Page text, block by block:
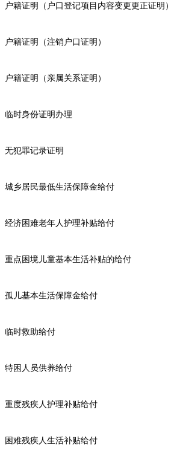
户籍证明（户口登记项目内容变更更正证明）
户籍证明（注销户口证明）
户籍证明（亲属关系证明）
临时身份证明办理
无犯罪记录证明
城乡居民最低生活保障金给付
经济困难老年人护理补贴给付
重点困境儿童基本生活补贴的给付
孤儿基本生活保障金给付
临时救助给付
特困人员供养给付
重度残疾人护理补贴给付
困难残疾人生活补贴给付